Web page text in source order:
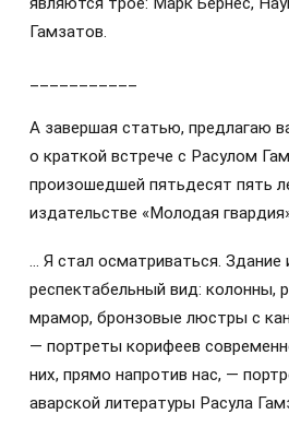
Гамзатов.
А завершая статью, предлагаю
о краткой встрече с Расулом
произошедшей пятьдесят пять
издательстве «Молодая
… Я стал осматриваться. Здание
респектабельный вид: колонны,
мрамор, бронзовые люстры с
— портреты корифеев
них, прямо напротив нас, —
аварской литературы Расула